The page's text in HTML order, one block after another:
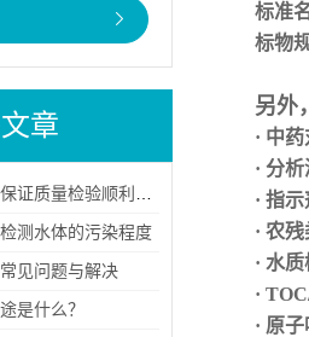
章
测水体的污染程度
见问题与解决
是什么？
标准
标物
另外
· 中
· 分
· 指
· 农
· 水
·
· 原